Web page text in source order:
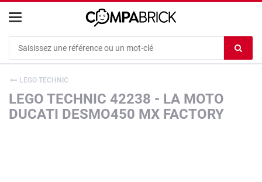
le
LEGO TECHNIC
LEGO TECHNIC 42238 - LA MOTO
DUCATI DESMO450 MX FACTORY
Cookies management panel